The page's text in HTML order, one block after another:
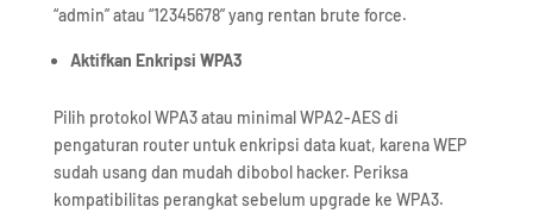
“admin” atau “12345678” yang rentan brute force.
Aktifkan Enkripsi WPA3
Pilih protokol WPA3 atau minimal WPA2-AES di
pengaturan router untuk enkripsi data kuat, karena WEP
sudah usang dan mudah dibobol hacker. Periksa
kompatibilitas perangkat sebelum upgrade ke WPA3.